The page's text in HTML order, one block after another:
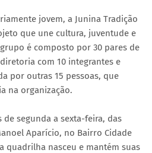
jovem, a Junina Tradição
que une cultura, juventude e
é composto por 30 pares de
com 10 integrantes e
por outras 15 pessoas, que
na organização.
de segunda a sexta-feira, das
Aparício, no Bairro Cidade
quadrilha nasceu e mantém suas